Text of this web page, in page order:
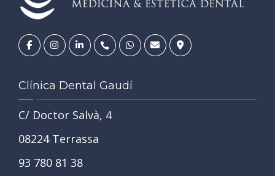
Clínica Dental Gaudí
C/ Doctor Salvà, 4
08224 Terrassa
93 780 81 38